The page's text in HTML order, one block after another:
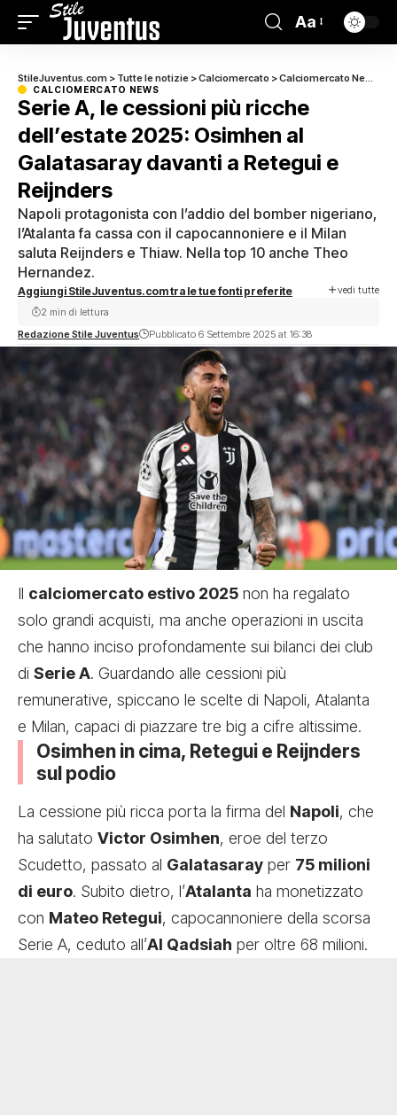
Aa
StileJuventus.com > Tutte le notizie >Calciomercato >Calciomercato News
CALCIOMERCATO NEWS
Serie A, le cessioni più ricche
dell’estate 2025: Osimhen al
Galatasaray davanti a Retegui e
Reijnders
Napoli protagonista con l’addio del bomber nigeriano,
l’Atalanta fa cassa con il capocannoniere e il Milan
saluta Reijnders e Thiaw. Nella top 10 anche Theo
Hernandez.
Aggiungi StileJuventus.com tra le tue fonti preferite vedi tutte
Redazione Stile Juventus Pubblicato 6 Settembre 2025 at 16:38
2 min di lettura
Il calciomercato estivo 2025 non ha regalato
solo grandi acquisti, ma anche operazioni in uscita
che hanno inciso profondamente sui bilanci dei club
di Serie A. Guardando alle cessioni più
remunerative, spiccano le scelte di Napoli, Atalanta
e Milan, capaci di piazzare tre big a cifre altissime.
Osimhen in cima, Retegui e Reijnders
sul podio
La cessione più ricca porta la firma del Napoli, che
ha salutato Victor Osimhen, eroe del terzo
Scudetto, passato al Galatasaray per 75 milioni
di euro. Subito dietro, l’Atalanta ha monetizzato
con Mateo Retegui, capocannoniere della scorsa
Serie A, ceduto all’Al Qadsiah per oltre 68 milioni.